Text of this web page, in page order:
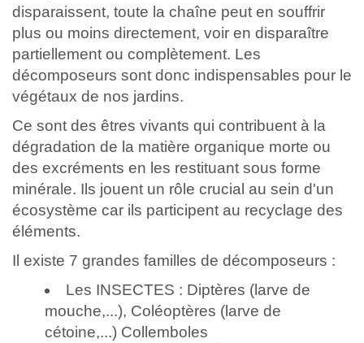
disparaissent, toute la chaîne peut en souffrir
plus ou moins directement, voir en disparaître
partiellement ou complètement. Les
décomposeurs sont donc indispensables pour le
végétaux de nos jardins.
Ce sont des êtres vivants qui contribuent à la
dégradation de la matière organique morte ou
des excréments en les restituant sous forme
minérale. Ils jouent un rôle crucial au sein d'un
écosystème car ils participent au recyclage des
éléments.
Il existe 7 grandes familles de décomposeurs :
Les INSECTES : Diptères (larve de
mouche,...), Coléoptères (larve de
cétoine,...) Collemboles